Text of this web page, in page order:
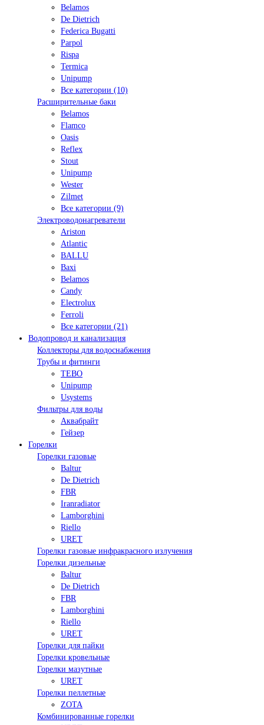
Belamos
De Dietrich
Federica Bugatti
Parpol
Rispa
Termica
Unipump
Все категории (10)
Расширительные баки
Belamos
Flamco
Oasis
Reflex
Stout
Unipump
Wester
Zilmet
Все категории (9)
Электроводонагреватели
Ariston
Atlantic
BALLU
Baxi
Belamos
Candy
Electrolux
Ferroli
Все категории (21)
Водопровод и канализация
Коллекторы для водоснабжения
Трубы и фитинги
TEBO
Unipump
Usystems
Фильтры для воды
Аквабрайт
Гейзер
Горелки
Горелки газовые
Baltur
De Dietrich
FBR
Iranradiator
Lamborghini
Riello
URET
Горелки газовые инфракрасного излучения
Горелки дизельные
Baltur
De Dietrich
FBR
Lamborghini
Riello
URET
Горелки для пайки
Горелки кровельные
Горелки мазутные
URET
Горелки пеллетные
ZOTA
Комбинированные горелки